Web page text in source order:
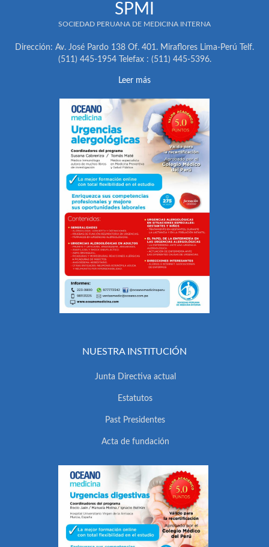
SPMI
SOCIEDAD PERUANA DE MEDICINA INTERNA
Dirección: Av. José Pardo 138 Of. 401. Miraflores Lima-Perú Telf.
(511) 445-1954 Telefax : (511) 445-5396.
Leer más
NUESTRA INSTITUCIÓN
Junta Directiva actual
Estatutos
Past Presidentes
Acta de fundación